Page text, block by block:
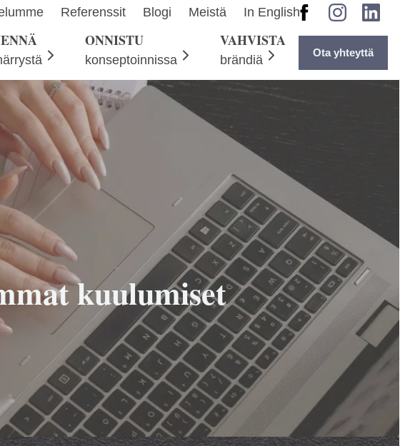
Referenssit Blogi Meistä In EnglishFacebookInstagram
ONNISTU
konseptoinnissa
VAHVISTA
brändiä
Ota yhteyttä
kuulumiset